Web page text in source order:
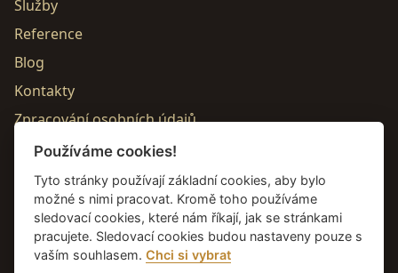
Služby
Reference
Blog
Kontakty
Zpracování osobních údajů
Partneři
Používáme cookies!
Tyto stránky používají základní cookies, aby bylo
možné s nimi pracovat. Kromě toho používáme
sledovací cookies, které nám říkají, jak se stránkami
pracujete. Sledovací cookies budou nastaveny pouze s
vaším souhlasem.Chci si vybrat